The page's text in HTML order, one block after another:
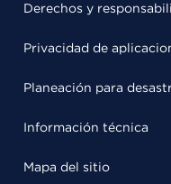
Derechos y
Privacidad de
Planeación para
Información técnica
Mapa del sitio